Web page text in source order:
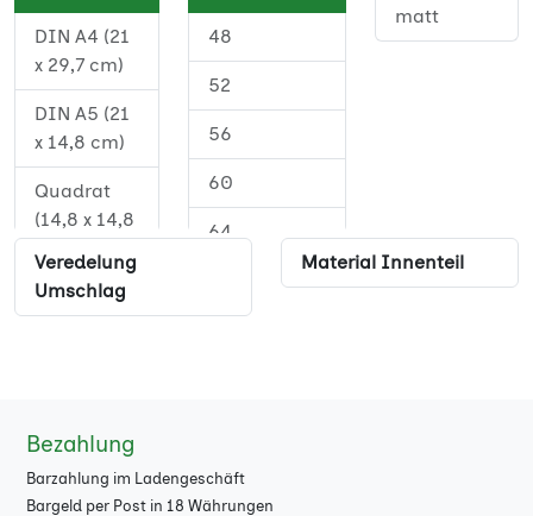
DIN A4 (21
x 29,7 cm)
DIN A5 (21
x 14,8 cm)
Quadrat
(14,8 x 14,8
Quadrat XL
48
52
56
60
64
84
matt
Veredelung
Umschlag
Material Innenteil
Bezahlung
Barzahlung im Ladengeschäft
Bargeld per Post in 18 Währungen